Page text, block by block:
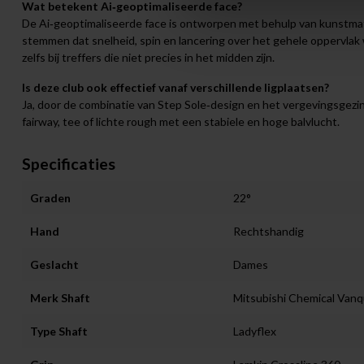
Wat betekent Ai‑geoptimaliseerde face?
De Ai‑geoptimaliseerde face is ontworpen met behulp van
stemmen dat snelheid, spin en lancering over het gehele
zelfs bij treffers die niet precies in het midden zijn.
Is deze club ook effectief vanaf verschillende ligplaatsen?
Ja, door de combinatie van Step Sole‑design en het
fairway, tee of lichte rough met een stabiele en hoge balvlucht.
Specificaties
Graden 22°
Hand Rechtshandig
Geslacht Dames
Merk Shaft Mitsubishi Chemical
Type Shaft Ladyflex